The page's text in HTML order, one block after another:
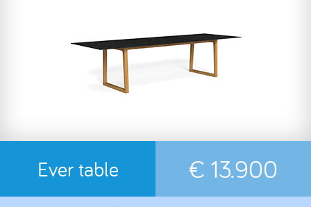
Ever table € 13.900